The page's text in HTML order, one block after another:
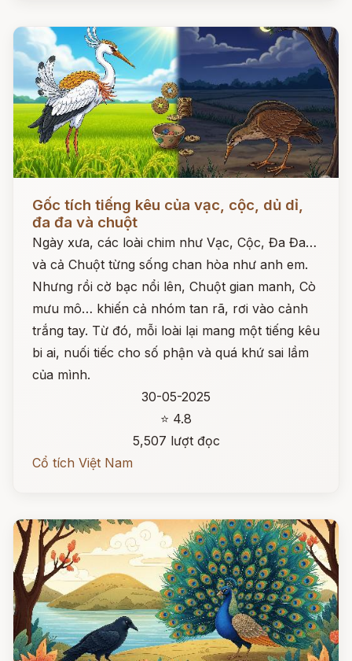
Đọc ngay
Gốc tích tiếng kêu của vạc, cộc, dủ dỉ,
đa đa và chuột
Ngày xưa, các loài chim như Vạc, Cộc, Đa Đa…
và cả Chuột từng sống chan hòa như anh em.
Nhưng rồi cờ bạc nổi lên, Chuột gian manh, Cò
mưu mô… khiến cả nhóm tan rã, rơi vào cảnh
trắng tay. Từ đó, mỗi loài lại mang một tiếng kêu
bi ai, nuối tiếc cho số phận và quá khứ sai lầm
của mình.
30-05-2025
⭐ 4.8
5,507 lượt đọc
Cổ tích Việt Nam